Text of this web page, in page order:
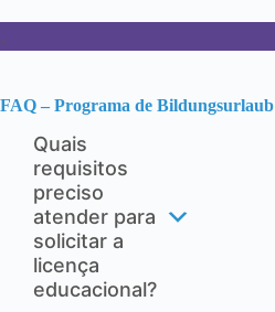
.
FAQ – Programa de Bildungsurlaub
Quais
requisitos
preciso
atender para
solicitar a
licença
educacional?